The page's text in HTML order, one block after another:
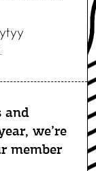
and
we’re
member